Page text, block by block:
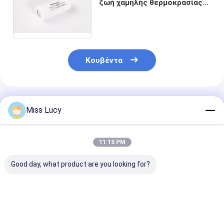
ζωή χαμηλής θερμοκρασίας
Κουβέντα
Συνιστώμενα Προϊόντα
Miss Lucy
11:15 PM
Good day, what product are you looking for?